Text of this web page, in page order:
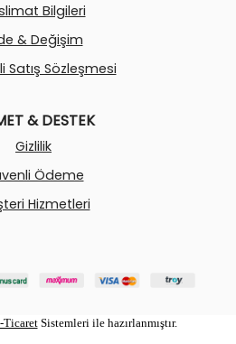
Bilgileri
& Değişim
Satış Sözleşmesi
& DESTEK
Gizlilik
Ödeme
Hizmetleri
Ticaret Sistemleri ile hazırlanmıştır.